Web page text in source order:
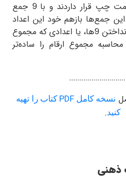
چپ قرار داردند و با9 جمع
جمع‌ها بازهم خود این اعداد
9ها، یا اعدادی که مجموع
مجموع ارقام را ساده‌تر
نسخه کامل PDF کتاب را تهیه
کنید.
ذهنی